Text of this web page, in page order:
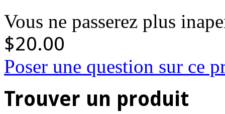
Vous ne passerez plus
$20.00
Poser une question sur ce
Trouver un produit